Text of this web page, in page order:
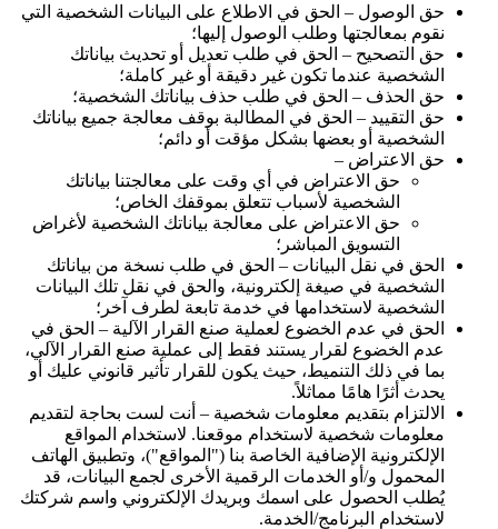
حق الوصول – الحق في الاطلاع على البيانات الشخصية التي
نقوم بمعالجتها وطلب الوصول إليها؛
حق التصحيح – الحق في طلب تعديل أو تحديث بياناتك
الشخصية عندما تكون غير دقيقة أو غير كاملة؛
حق الحذف – الحق في طلب حذف بياناتك الشخصية؛
حق التقييد – الحق في المطالبة بوقف معالجة جميع بياناتك
الشخصية أو بعضها بشكل مؤقت أو دائم؛
حق الاعتراض –
حق الاعتراض في أي وقت على معالجتنا بياناتك
الشخصية لأسباب تتعلق بموقفك الخاص؛
حق الاعتراض على معالجة بياناتك الشخصية لأغراض
التسويق المباشر؛
الحق في نقل البيانات – الحق في طلب نسخة من بياناتك
الشخصية في صيغة إلكترونية، والحق في نقل تلك البيانات
الشخصية لاستخدامها في خدمة تابعة لطرف آخر؛
الحق في عدم الخضوع لعملية صنع القرار الآلية – الحق في
عدم الخضوع لقرار يستند فقط إلى عملية صنع القرار الآلي،
بما في ذلك التنميط، حيث يكون للقرار تأثير قانوني عليك أو
يحدث أثرًا هامًا مماثلاً.
الالتزام بتقديم معلومات شخصية – أنت لست بحاجة لتقديم
معلومات شخصية لاستخدام موقعنا. لاستخدام المواقع
الإلكترونية الإضافية الخاصة بنا ("المواقع")، وتطبيق الهاتف
المحمول و/أو الخدمات الرقمية الأخرى لجمع البيانات، قد
يُطلب الحصول على اسمك وبريدك الإلكتروني واسم شركتك
لاستخدام البرنامج/الخدمة.